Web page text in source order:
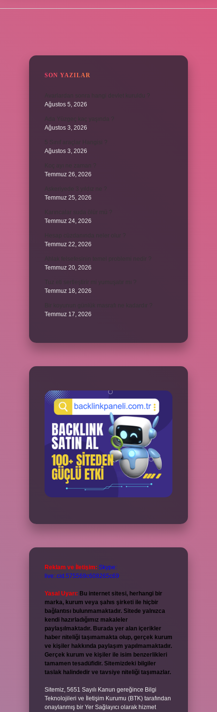
SON YAZILAR
Avarlardan sonra hangi devlet kuruldu ?
Ağustos 5, 2026
Ada Yüzgeç kaç yaşında ?
Ağustos 3, 2026
5 Sınıf araçlar Hangisi ?
Ağustos 3, 2026
Temmuz 26, 2026
Temmuz 25, 2026
Temmuz 24, 2026
Temmuz 22, 2026
Temmuz 20, 2026
Temmuz 18, 2026
Temmuz 17, 2026
Reklam ve İletişim: Skype:
live:.cid.575569c608265c69
Yasal Uyarı: Bu internet sitesi, herhangi bir
marka, kurum veya şahıs şirketi ile hiçbir
bağlantısı bulunmamaktadır. Sitede yalnızca
kendi hazırladığımız makaleler
paylaşılmaktadır. Burada yer alan içerikler
haber niteliği taşımamakta olup, gerçek kurum
ve kişiler hakkında paylaşım yapılmamaktadır.
Gerçek kurum ve kişiler ile isim benzerlikleri
tamamen tesadüfidir. Sitemizdeki bilgiler
taslak halindedir ve tavsiye niteliği taşımazlar.
Sitemiz, 5651 Sayılı Kanun gereğince Bilgi
Teknolojileri ve İletişim Kurumu (BTK) tarafından
onaylanmış bir Yer Sağlayıcı olarak hizmet